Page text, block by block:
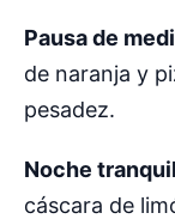
Pausa de
de naranja y
pesadez.
Noche
cáscara de